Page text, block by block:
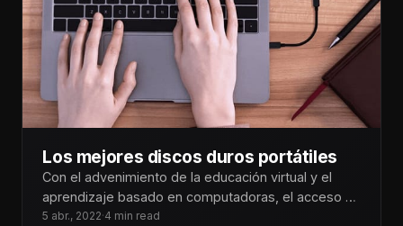
Los mejores discos duros portátiles
Con el advenimiento de la educación virtual y el
aprendizaje basado en computadoras, el acceso al
almacenamiento portátil es tan
5 abr., 2022·4 min read